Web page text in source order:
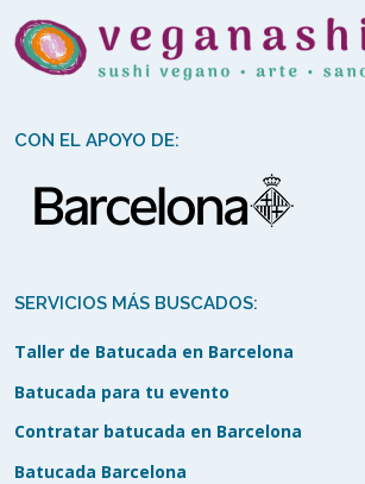
CON EL APOYO DE:
SERVICIOS MÁS BUSCADOS:
Taller de Batucada en Barcelona
Batucada para tu evento
Contratar batucada en Barcelona
Batucada Barcelona